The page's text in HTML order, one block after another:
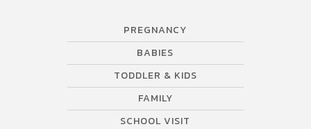
PREGNANCY
BABIES
TODDLER & KIDS
FAMILY
SCHOOL VISIT